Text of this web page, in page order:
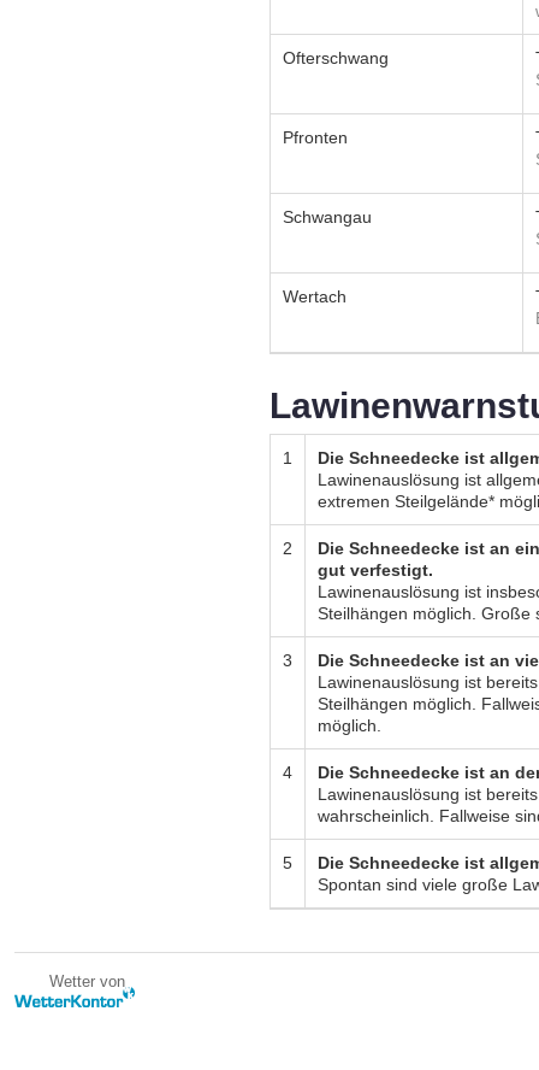
Ofterschwang
Pfronten
Schwangau
Wertach
1
Die Schneedecke ist
Lawinenauslösung ist
extremen Steilgelände*
2
Die Schneedecke ist an
gut verfestigt.
Lawinenauslösung ist
Steilhängen möglich. Große
3
Die Schneedecke ist an
Lawinenauslösung ist
Steilhängen möglich.
möglich.
4
Die Schneedecke ist an
Lawinenauslösung ist
wahrscheinlich. Fallweise
5
Die Schneedecke ist
Spontan sind viele große
Wetter von